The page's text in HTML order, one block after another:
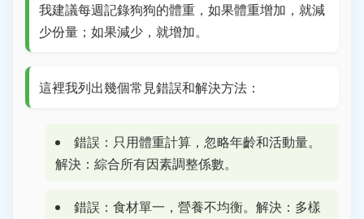
我建議每週記錄狗狗的體重，如果體重增加，就減
少份量；如果減少，就增加。
這裡我列出幾個常見錯誤和解決方法：
錯誤：只用體重計算，忽略年齡和活動量。
解決：綜合所有因素調整係數。
錯誤：食材單一，營養不均衡。解決：多樣